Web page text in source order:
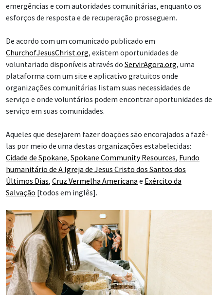
emergências e com autoridades comunitárias, enquanto os
esforços de resposta e de recuperação prosseguem.
De acordo com um comunicado publicado em
ChurchofJesusChrist.org, existem oportunidades de
voluntariado disponíveis através do ServirAgora.org, uma
plataforma com um site e aplicativo gratuitos onde
organizações comunitárias listam suas necessidades de
serviço e onde voluntários podem encontrar oportunidades de
serviço em suas comunidades.
Aqueles que desejarem fazer doações são encorajados a fazê-
las por meio de uma destas organizações estabelecidas:
Cidade de Spokane, Spokane Community Resources, Fundo
humanitário de A Igreja de Jesus Cristo dos Santos dos
Últimos Dias, Cruz Vermelha Americana e Exército da
Salvação [todos em inglês].